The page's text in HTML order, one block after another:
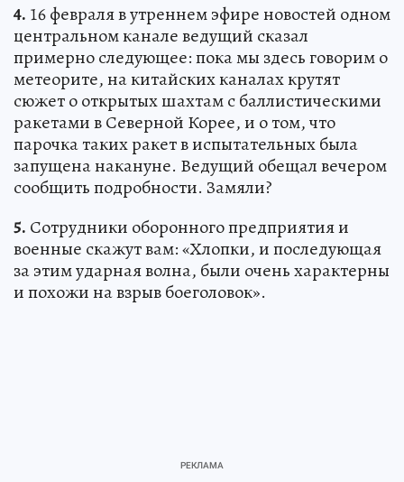
4. 16 февраля в утреннем эфире новостей одном
центральном канале ведущий сказал
примерно следующее: пока мы здесь говорим о
метеорите, на китайских каналах крутят
сюжет о открытых шахтам с баллистическими
ракетами в Северной Корее, и о том, что
парочка таких ракет в испытательных была
запущена накануне. Ведущий обещал вечером
сообщить подробности. Замяли?
5. Сотрудники оборонного предприятия и
военные скажут вам: «Хлопки, и последующая
за этим ударная волна, были очень характерны
и похожи на взрыв боеголовок».